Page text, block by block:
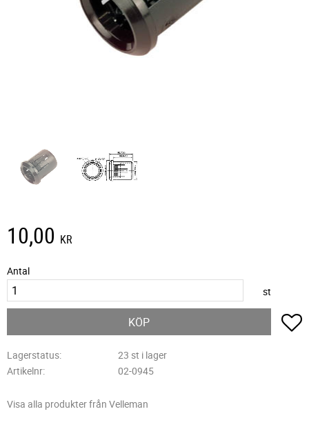
10,00 KR
Antal
st
KÖP
Lagerstatus
23 st i lager
Artikelnr
02-0945
Visa alla produkter från Velleman